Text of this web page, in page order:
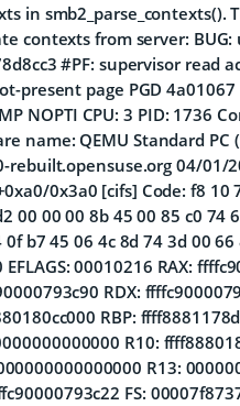
in smb2_parse_contexts().
contexts from server:
#PF: supervisor read
present page PGD 4a01067
NOPTI CPU: 3 PID: 1736
name: QEMU Standard PC
rebuilt.opensuse.org 04/01/
0x3a0 [cifs] Code: f8 10
00 00 00 8b 45 00 85 c0 74
b7 45 06 4c 8d 74 3d 00
00010216 RAX:
RDX:
RBP:
R10:
R13:
FS: